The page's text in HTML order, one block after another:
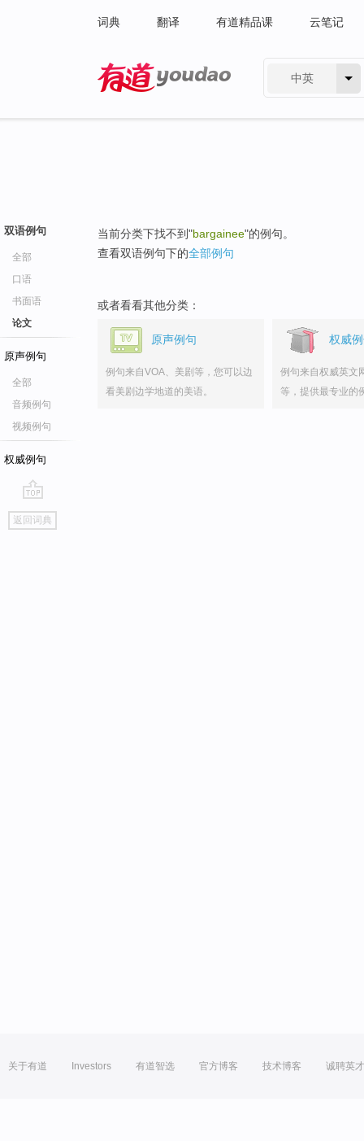
词典 翻译 有道精品课 云笔记
中英
双语例句
全部
口语
书面语
论文
原声例句
全部
音频例句
视频例句
权威例句
go
top
返回词典
当前分类下找不到"bargainee"的例句。
查看双语例句下的全部例句
或者看看其他分类：
原声例句
例句来自VOA、美剧等，您可以边
看美剧边学地道的美语。
权威
例句来自权威英文
等，提供最专业的
关于有道 Investors 有道智选 官方博客 技术博客 诚聘英才